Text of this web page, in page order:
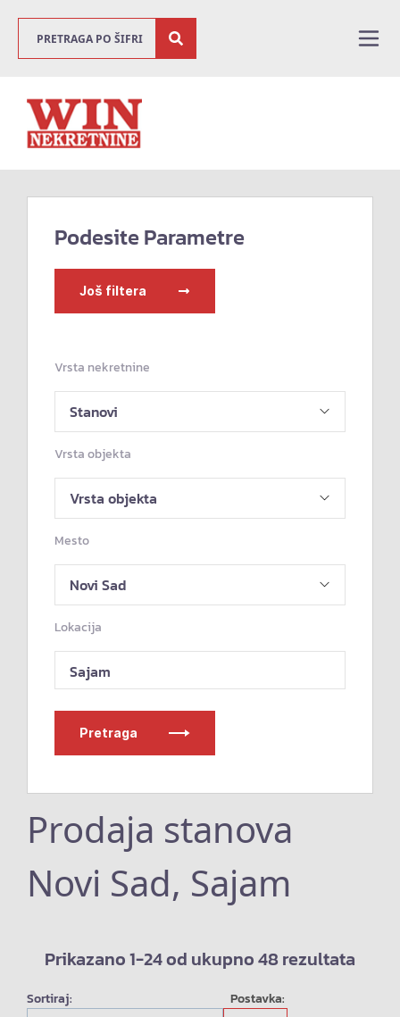
Podesite Parametre
Još filtera
Vrsta nekretnine
Vrsta objekta
Mesto
Lokacija
Sajam
Pretraga
Prodaja stanova
Novi Sad, Sajam
Prikazano 1-24 od ukupno 48 rezultata
Postavka:
Sortiraj: